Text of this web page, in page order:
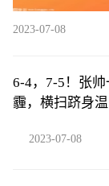
2023-07-08
6-4，7-5！张
霾，横扫跻身
2023-07-08